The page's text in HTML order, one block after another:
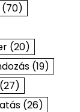
(70)
(20)
(19)
(26)